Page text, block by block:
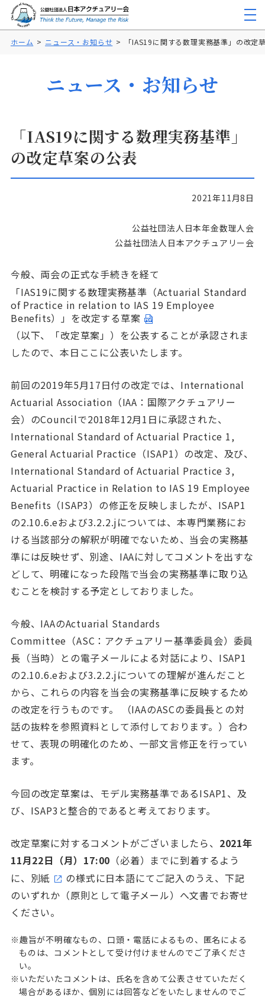
ホーム ニュース・お知らせ 「IAS19に関する数理実務基準」の改定
ニュース・お知らせ
「IAS19に関する数理実務基準」
の改定草案の公表
2021年11月8日
公益社団法人日本年金数理人会
公益社団法人日本アクチュアリー会
今般、両会の正式な手続きを経て
「IAS19に関する数理実務基準（Actuarial Standard
of Practice in relation to IAS 19 Employee
Benefits）」を改定する草案
（以下、「改定草案」）を公表することが承認されま
したので、本日ここに公表いたします。
前回の2019年5月17日付の改定では、International
Actuarial Association（IAA：国際アクチュアリー
会）のCouncilで2018年12月1日に承認された、
International Standard of Actuarial Practice 1,
General Actuarial Practice（ISAP1）の改定、及び、
International Standard of Actuarial Practice 3,
Actuarial Practice in Relation to IAS 19 Employee
Benefits（ISAP3）の修正を反映しましたが、ISAP1
の2.10.6.eおよび3.2.2.jについては、本専門業務にお
ける当該部分の解釈が明確でないため、当会の実務基
準には反映せず、別途、IAAに対してコメントを出すな
どして、明確になった段階で当会の実務基準に取り込
むことを検討する予定としておりました。
今般、IAAのActuarial Standards
Committee（ASC：アクチュアリー基準委員会）委員
長（当時）との電子メールによる対話により、ISAP1
の2.10.6.eおよび3.2.2.jについての理解が進んだこと
から、これらの内容を当会の実務基準に反映するため
の改定を行うものです。 （IAAのASCの委員長との対
話の抜粋を参照資料として添付しております。）合わ
せて、表現の明確化のため、一部文言修正を行ってい
ます。
今回の改定草案は、モデル実務基準であるISAP1、及
び、ISAP3と整合的であると考えております。
改定草案に対するコメントがございましたら、 2021年
11月22日（月）17:00 （必着）までに到着するよう
に、 別紙
の様式に日本語にてご記入のうえ、下記
のいずれか（原則として電子メール）へ文書でお寄せ
ください。
※趣旨が不明確なもの、口頭・電話によるもの、匿名による
ものは、コメントとして受け付けませんのでご了承くださ
い。
※いただいたコメントは、氏名を含めて公表させていただく
場合があるほか、個別には回答などをいたしませんのでご